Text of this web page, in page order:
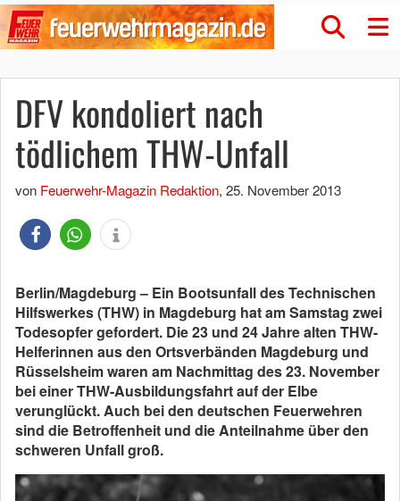
DFV kondoliert nach
tödlichem THW-Unfall
von Feuerwehr-Magazin Redaktion, 25. November 2013
Berlin/Magdeburg – Ein Bootsunfall des Technischen
Hilfswerkes (THW) in Magdeburg hat am Samstag zwei
Todesopfer gefordert. Die 23 und 24 Jahre alten THW-
Helferinnen aus den Ortsverbänden Magdeburg und
Rüsselsheim waren am Nachmittag des 23. November
bei einer THW-Ausbildungsfahrt auf der Elbe
verunglückt. Auch bei den deutschen Feuerwehren
sind die Betroffenheit und die Anteilnahme über den
schweren Unfall groß.